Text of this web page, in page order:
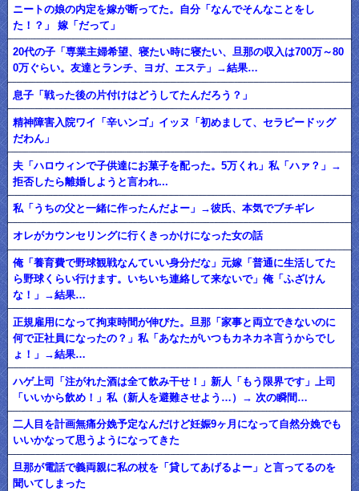
ニートの娘の内定を嫁が断ってた。自分「なんでそんなことをし
た！？」 嫁「だって」
20代の子「専業主婦希望、寝たい時に寝たい、旦那の収入は700万～80
0万ぐらい。友達とランチ、ヨガ、エステ」→結果…
息子「戦った後の片付けはどうしてたんだろう？」
精神障害入院ワイ「辛いンゴ」イッヌ「初めまして、セラピードッグ
だわん」
夫「ハロウィンで子供達にお菓子を配った。5万くれ」私「ハァ？」→
拒否したら離婚しようと言われ...
私「うちの父と一緒に作ったんだよー」→彼氏、本気でブチギレ
オレがカウンセリングに行くきっかけになった女の話
俺「養育費で野球観戦なんていい身分だな」元嫁「普通に生活してた
ら野球くらい行けます。いちいち連絡して来ないで」俺「ふざけん
な！」→結果…
正規雇用になって拘束時間が伸びた。旦那「家事と両立できないのに
何で正社員になったの？」私「あなたがいつもカネカネ言うからでし
ょ！」→結果…
ハゲ上司「注がれた酒は全て飲み干せ！」新人「もう限界です」上司
「いいから飲め！」私（新人を避難させよう…）→ 次の瞬間…
二人目を計画無痛分娩予定なんだけど妊娠9ヶ月になって自然分娩でも
いいかなって思うようになってきた
旦那が電話で義両親に私の杖を「貸してあげるよー」と言ってるのを
聞いてしまった